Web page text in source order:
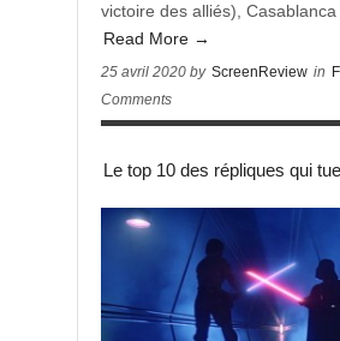
victoire des alliés), Casablanca
Read More →
25 avril 2020 by ScreenReview in
Comments
Le top 10 des répliques qui